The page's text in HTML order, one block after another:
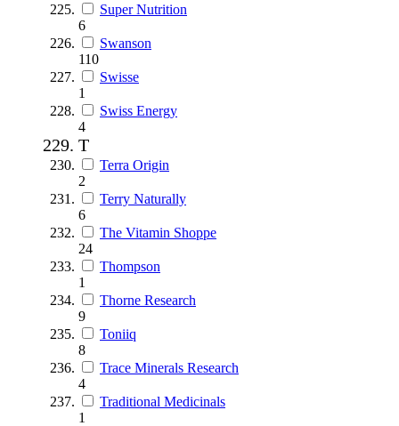
Super Nutrition
6
Swanson
110
Swisse
1
Swiss Energy
4
T
Terra Origin
2
Terry Naturally
6
The Vitamin Shoppe
24
Thompson
1
Thorne Research
9
Toniiq
8
Trace Minerals Research
4
Traditional Medicinals
1